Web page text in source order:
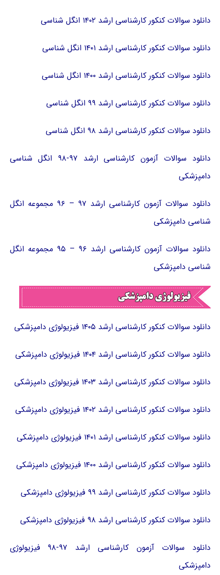
دانلود سوالات کنکور کارشناسی ارشد ۱۴۰۲ انگل شناسی
دانلود سوالات کنکور کارشناسی ارشد ۱۴۰۱ انگل شناسی
دانلود سوالات کنکور کارشناسی ارشد ۱۴۰۰ انگل شناسی
دانلود سوالات کنکور کارشناسی ارشد ۹۹ انگل شناسی
دانلود سوالات کنکور کارشناسی ارشد ۹۸ انگل شناسی
دانلود سوالات آزمون کارشناسی ارشد ۹۷-۹۸ انگل شناسی
دامپزشکی
دانلود سوالات آزمون کارشناسی ارشد ۹۷ – ۹۶ مجموعه انگل
شناسی دامپزشکی
دانلود سوالات آزمون کارشناسی ارشد ۹۶ – ۹۵ مجموعه انگل
شناسی دامپزشکی
دانلود سوالات کنکور کارشناسی ارشد ۱۴۰۵ فیزیولوژی دامپزشکی
دانلود سوالات کنکور کارشناسی ارشد ۱۴۰۴ فیزیولوژی دامپزشکی
دانلود سوالات کنکور کارشناسی ارشد ۱۴۰۳ فیزیولوژی دامپزشکی
دانلود سوالات کنکور کارشناسی ارشد ۱۴۰۲ فیزیولوژی دامپزشکی
دانلود سوالات کنکور کارشناسی ارشد ۱۴۰۱ فیزیولوژی دامپزشکی
دانلود سوالات کنکور کارشناسی ارشد ۱۴۰۰ فیزیولوژی دامپزشکی
دانلود سوالات کنکور کارشناسی ارشد ۹۹ فیزیولوژی دامپزشکی
دانلود سوالات کنکور کارشناسی ارشد ۹۸ فیزیولوژی دامپزشکی
دانلود سوالات آزمون کارشناسی ارشد ۹۷-۹۸ فیزیولوژی
دامپزشکی